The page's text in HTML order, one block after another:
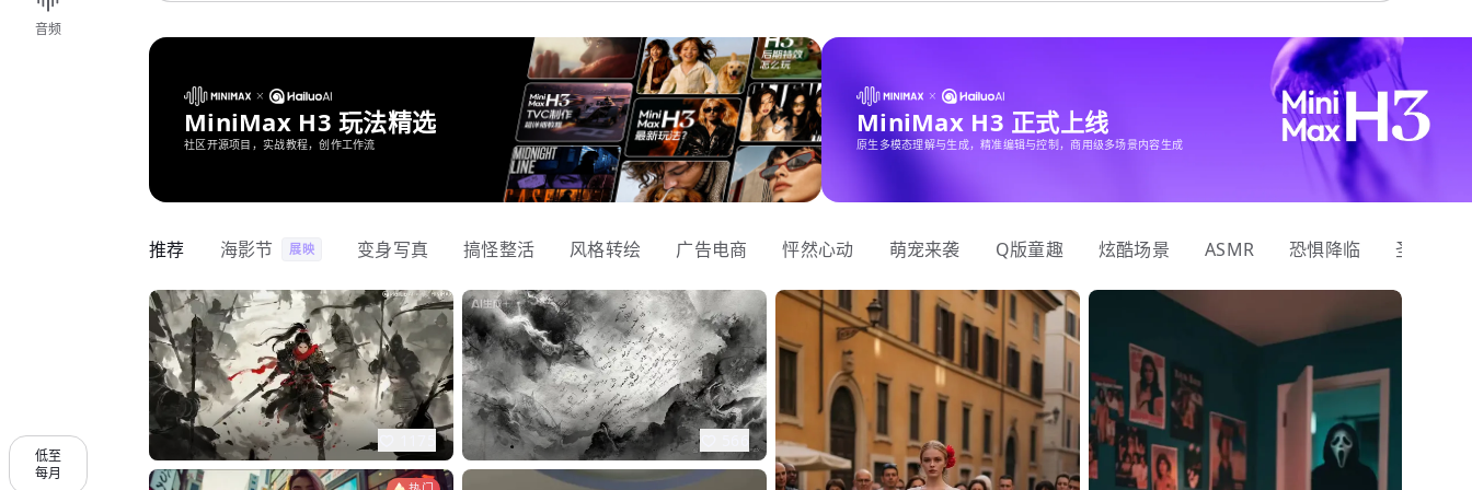
音频
低至
每月
MiniMax H3 玩法精选
社区开源项目，实战教程，创作工作流
MiniMax H3 正式上线
原生多模态理解与生成，精准编辑与控制，商用级多场景内容生成
推荐 海影节 展映 变身写真 搞怪整活 风格转绘 广告电商 怦然心动 萌宠来袭 Q版童趣 炫酷场景 ASMR 恐惧降临 圣诞狂欢